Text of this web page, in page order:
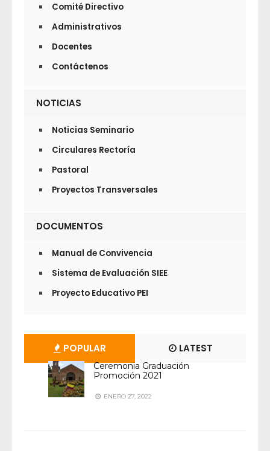
Comité Directivo
Administrativos
Docentes
Contáctenos
NOTICIAS
Noticias Seminario
Circulares Rectoría
Pastoral
Proyectos Transversales
DOCUMENTOS
Manual de Convivencia
Sistema de Evaluación SIEE
Proyecto Educativo PEI
POPULAR LATEST
Ceremonia Graduación
Promoción 2021
ENERO 27, 2022